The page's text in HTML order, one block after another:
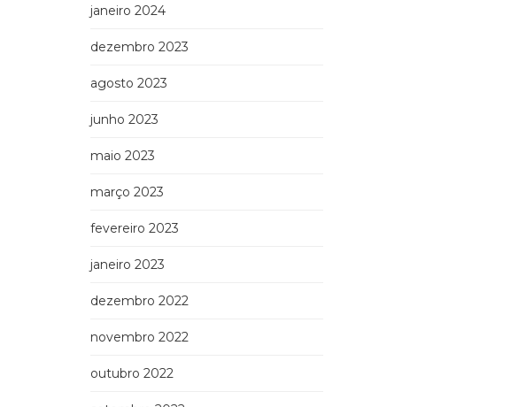
janeiro 2024
dezembro 2023
agosto 2023
junho 2023
maio 2023
março 2023
fevereiro 2023
janeiro 2023
dezembro 2022
novembro 2022
outubro 2022